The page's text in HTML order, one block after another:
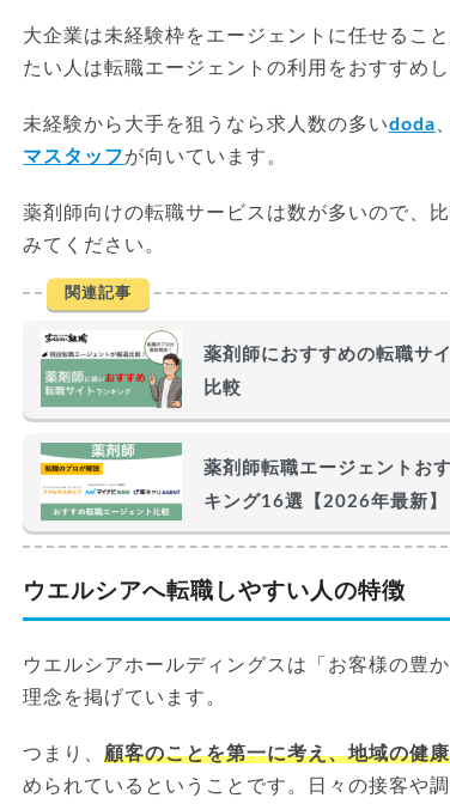
大企業は未経験枠をエージェントに任せるこ
たい人は転職エージェントの利用をおすすめし
未経験から大手を狙うなら求人数の多いdoda
マスタッフが向いています。
薬剤師向けの転職サービスは数が多いので、
みてください。
関連記事
薬剤師におすすめの転職サ
比較
薬剤師転職エージェントお
キング16選【2026年最新】
ウエルシアへ転職しやすい人の特徴
ウエルシアホールディングスは「お客様の豊
理念を掲げています。
つまり、顧客のことを第一に考え、地域の健
められているということです。日々の接客や